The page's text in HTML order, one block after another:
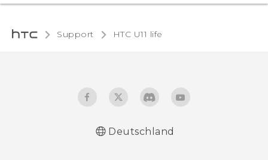
Support HTC U11 life‎
Deutschland